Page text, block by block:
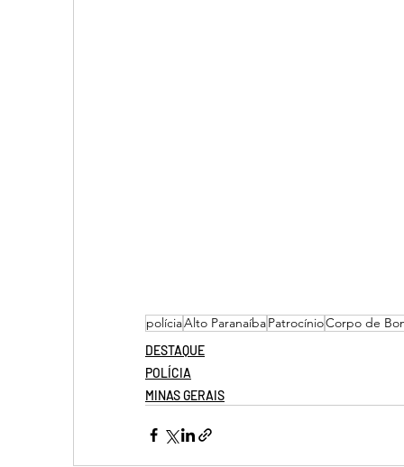
políciaAlto ParanaíbaPatrocínioCorpo de
DESTAQUE
POLÍCIA
MINAS GERAIS